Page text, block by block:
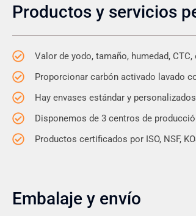
Productos y servicios
Valor de yodo, tamaño, humedad,
Proporcionar carbón activado lavado
Hay envases estándar y
Disponemos de 3 centros de
Productos certificados por ISO, NSF,
Embalaje y envío